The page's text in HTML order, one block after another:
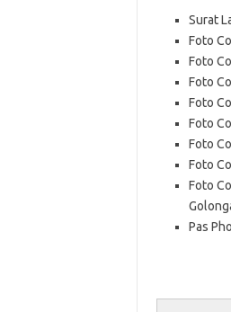
Surat
Foto
Foto
Foto
Foto
Foto
Foto
Foto
Foto
Pas